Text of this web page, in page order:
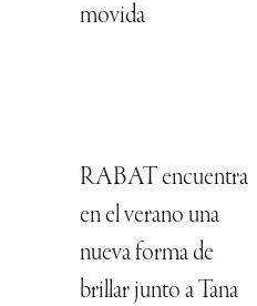
movida
RABAT encuentra
en el verano una
nueva forma de
brillar junto a Tana